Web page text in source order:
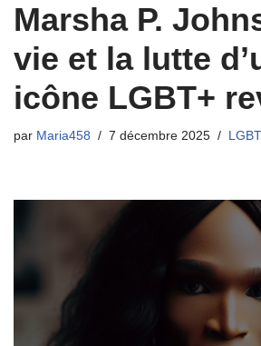
Marsha P.
vie et la lutte
icône LGBT+
par Maria458 7 décembre 2025